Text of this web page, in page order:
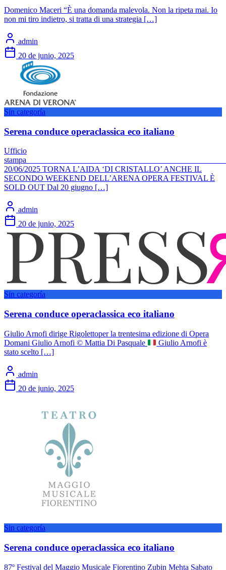
Domenico Maceri “È una domanda malevola. Non la ripeta mai. Io
non mi tiro indietro, si tratta di una strategia […]
admin
20 de junio, 2025
Sin categoría
Serena conduce operaclassica eco italiano
Ufficio
20/06/2025 TORNA L’AIDA ‘DI CRISTALLO’ ANCHE IL
SECONDO WEEKEND DELL’ARENA OPERA FESTIVAL È
SOLD OUT Dal 20 giugno […]
admin
20 de junio, 2025
Sin categoría
Serena conduce operaclassica eco italiano
Giulio Arnofi dirige Rigolettoper la trentesima edizione di Opera
Domani Giulio Arnofi © Mattia Di Pasquale
Giulio Arnofi è
stato scelto […]
admin
20 de junio, 2025
Sin categoría
Serena conduce operaclassica eco italiano
87º Festival del Maggio Musicale Fiorentino Zubin Mehta Sabato